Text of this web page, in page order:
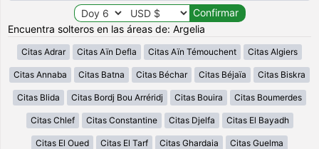
Encuentra solteros en las áreas de: Argelia
Citas Adrar Citas Aïn Defla Citas Aïn Témouchent Citas Algiers
Citas Annaba Citas Batna Citas Béchar Citas Béjaïa Citas Biskra
Citas Blida Citas Bordj Bou Arréridj Citas Bouira Citas Boumerdes
Citas Chlef Citas Constantine Citas Djelfa Citas El Bayadh
Citas El Oued Citas El Tarf Citas Ghardaia Citas Guelma